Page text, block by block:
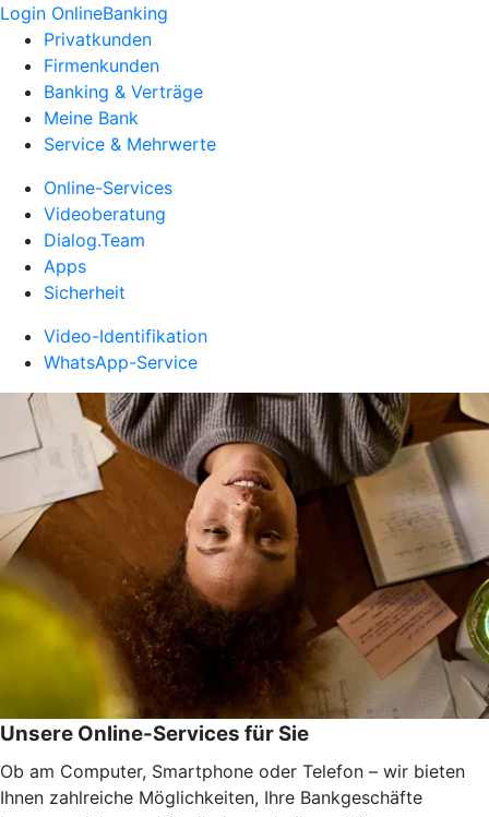
Login OnlineBanking
Privatkunden
Firmenkunden
Banking & Verträge
Meine Bank
Service & Mehrwerte
Online-Services
Videoberatung
Dialog.Team
Apps
Sicherheit
Video-Identifikation
WhatsApp-Service
Unsere Online-Services für Sie
Ob am Computer, Smartphone oder Telefon – wir bieten
Ihnen zahlreiche Möglichkeiten, Ihre Bankgeschäfte